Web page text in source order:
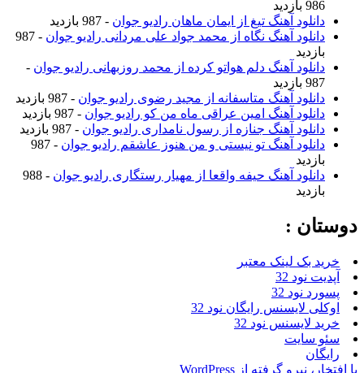
986 بازدید
دانلود آهنگ تیغ از ایمان ماهان رادیو جوان - 987 بازدید
دانلود آهنگ نگاه از محمد جواد علی مردانی رادیو جوان
- 987
بازدید
دانلود آهنگ دلم هواتو کرده از محمد روزبهانی رادیو جوان -
987 بازدید
دانلود آهنگ متاسفانه از مجید رضوی رادیو جوان - 987 بازدید
دانلود آهنگ امین عراقی ماه من کو رادیو جوان - 987 بازدید
دانلود آهنگ جنازه از رسول نامداری رادیو جوان - 987 بازدید
دانلود آهنگ تو نیستی و من هنوز عاشقم رادیو جوان
- 987
بازدید
دانلود آهنگ حیفه واقعا از مهیار رستگاری رادیو جوان
- 988
بازدید
دوستان :
خرید بک لینک معتبر
آپدیت نود 32
پسورد نود 32
اوکلی لایسنس رایگان نود 32
خرید لایسنس نود 32
سئو سایت
رایگان
با افتخار، نیرو گرفته از WordPress